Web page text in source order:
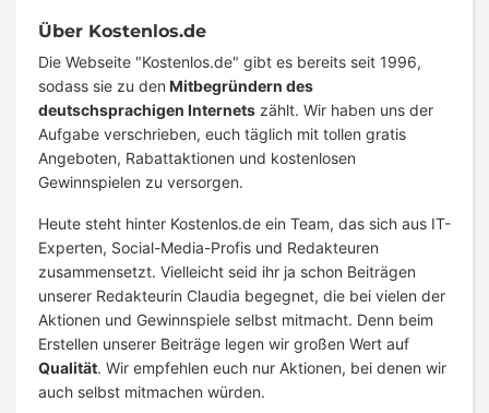
Über Kostenlos.de
Die Webseite "Kostenlos.de" gibt es bereits seit 1996,
sodass sie zu den Mitbegründern des
deutschsprachigen Internets zählt. Wir haben uns der
Aufgabe verschrieben, euch täglich mit tollen gratis
Angeboten, Rabattaktionen und kostenlosen
Gewinnspielen zu versorgen.
Heute steht hinter Kostenlos.de ein Team, das sich aus IT-
Experten, Social-Media-Profis und Redakteuren
zusammensetzt. Vielleicht seid ihr ja schon Beiträgen
unserer Redakteurin Claudia begegnet, die bei vielen der
Aktionen und Gewinnspiele selbst mitmacht. Denn beim
Erstellen unserer Beiträge legen wir großen Wert auf
Qualität. Wir empfehlen euch nur Aktionen, bei denen wir
auch selbst mitmachen würden.